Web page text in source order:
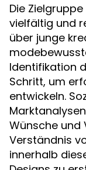
Die
vielfältig und
über junge
Identifikation
Schritt, um
entwickeln.
Wünsche und
Verständnis
innerhalb